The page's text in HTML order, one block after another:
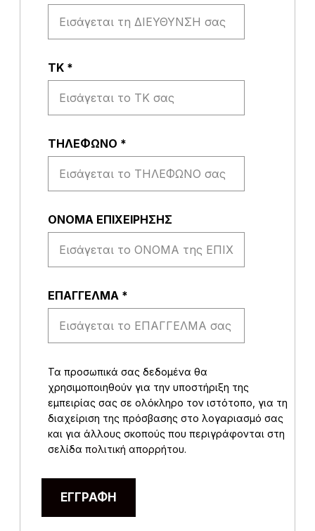
ΤΚ *
ΤΗΛΕΦΩΝΟ *
ΟΝΟΜΑ ΕΠΙΧΕΙΡΗΣΗΣ
EΠΑΓΓΕΛΜΑ *
Τα προσωπικά σας δεδομένα θα
χρησιμοποιηθούν για την υποστήριξη της
εμπειρίας σας σε ολόκληρο τον ιστότοπο, για τη
διαχείριση της πρόσβασης στο λογαριασμό σας
και για άλλους σκοπούς που περιγράφονται στη
σελίδαπολιτική απορρήτου.
ΕΓΓΡΑΦΉ